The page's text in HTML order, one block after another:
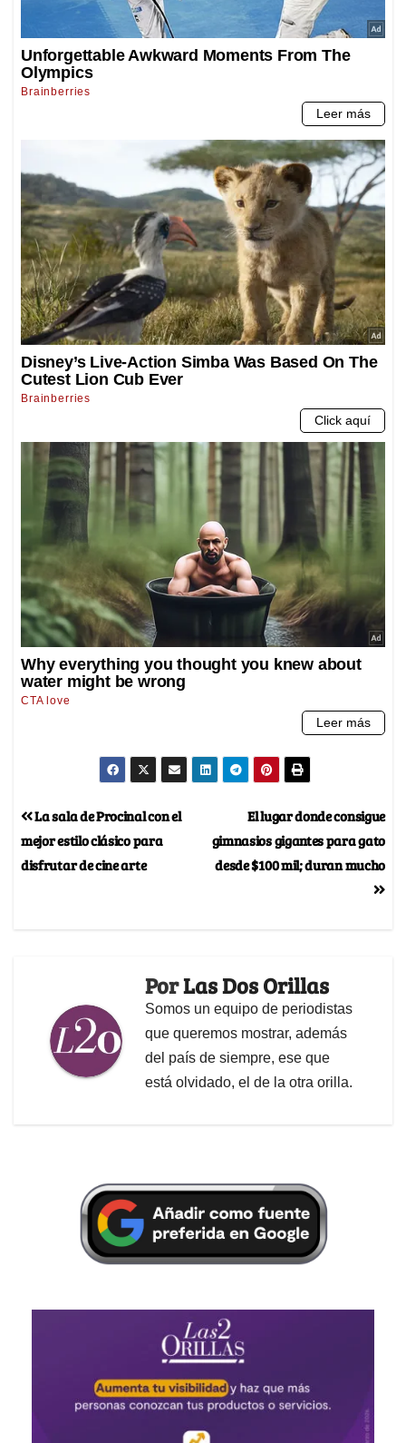
El lugar donde consigue
gimnasios gigantes para gato
desde $100 mil; duran mucho
La sala de Procinal con el
mejor estilo clásico para
disfrutar de cine arte
PorLas Dos Orillas
Somos un equipo de periodistas
que queremos mostrar, además
del país de siempre, ese que
está olvidado, el de la otra orilla.